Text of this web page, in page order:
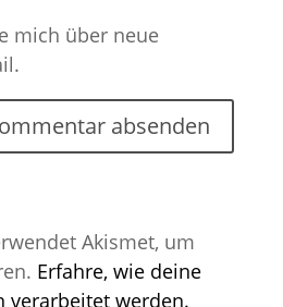
mich über neue
Akismet, um
Erfahre, wie deine
verarbeitet werden.